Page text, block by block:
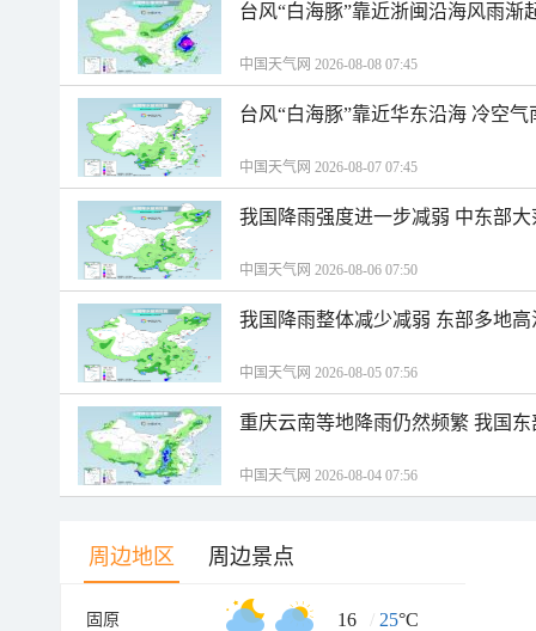
台风“白海豚”靠近浙闽沿海风雨渐
中国天气网 2026-08-08 07:45
台风“白海豚”靠近华东沿海 冷空
中国天气网 2026-08-07 07:45
我国降雨强度进一步减弱 中东部
中国天气网 2026-08-06 07:50
我国降雨整体减少减弱 东部多地
中国天气网 2026-08-05 07:56
重庆云南等地降雨仍然频繁 我国
中国天气网 2026-08-04 07:56
周边地区 周边景点
固原 16 / 25°C